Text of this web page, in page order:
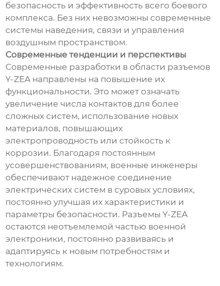
безопасность и эффективность всего боевого
комплекса. Без них невозможны современные
системы наведения, связи и управления
воздушным пространством.
Современные тенденции и перспективы
Современные разработки в области разъемов
Y-ZEA направлены на повышение их
функциональности. Это может означать
увеличение числа контактов для более
сложных систем, использование новых
материалов, повышающих
электропроводность или стойкость к
коррозии. Благодаря постоянным
усовершенствованиям, военные инженеры
обеспечивают надежное соединение
электрических систем в суровых условиях,
постоянно улучшая их характеристики и
параметры безопасности. Разъемы Y-ZEA
остаются неотъемлемой частью военной
электроники, постоянно развиваясь и
адаптируясь к новым потребностям и
технологиям.